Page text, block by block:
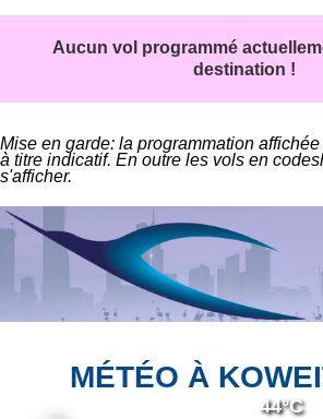
Aucun vol programmé
destination !
Mise en garde: la programmation
à titre indicatif. En outre les vols en
s'afficher.
MÉTÉO À
44°C